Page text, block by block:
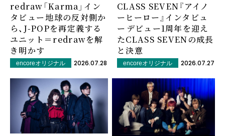
redraw「Karma」イン
タビュー――地球の反対側か
ら、J-POPを再定義する
ユニット＝redrawを解
き明かす
encoreオリジナル 2026.07.28
CLASS SEVEN『アイノ
ーヒーロー』インタビュ
ー――デビュー1周年を迎え
たCLASS SEVENの成長
と決意
encoreオリジナル 2026.07.27